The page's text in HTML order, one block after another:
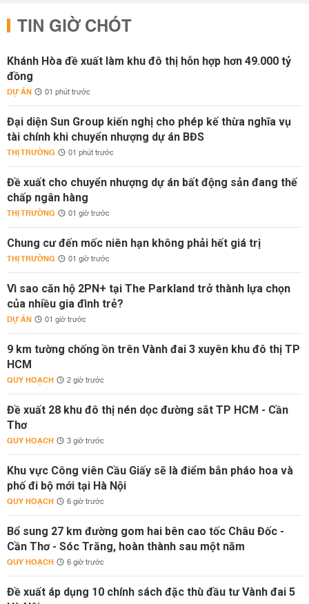
TIN GIỜ CHÓT
Khánh Hòa đề xuất làm khu đô thị hỗn hợp hơn 49.000 tỷ
đồng
DỰ ÁN 01 phút trước
Đại diện Sun Group kiến nghị cho phép kế thừa nghĩa vụ
tài chính khi chuyển nhượng dự án BĐS
THỊ TRƯỜNG 01 phút trước
Đề xuất cho chuyển nhượng dự án bất động sản đang thế
chấp ngân hàng
THỊ TRƯỜNG 01 giờ trước
Chung cư đến mốc niên hạn không phải hết giá trị
THỊ TRƯỜNG 01 giờ trước
Vì sao căn hộ 2PN+ tại The Parkland trở thành lựa chọn
của nhiều gia đình trẻ?
DỰ ÁN 01 giờ trước
9 km tường chống ồn trên Vành đai 3 xuyên khu đô thị TP
HCM
QUY HOẠCH 2 giờ trước
Đề xuất 28 khu đô thị nén dọc đường sắt TP HCM - Cần
Thơ
QUY HOẠCH 3 giờ trước
Khu vực Công viên Cầu Giấy sẽ là điểm bắn pháo hoa và
phố đi bộ mới tại Hà Nội
QUY HOẠCH 6 giờ trước
Bổ sung 27 km đường gom hai bên cao tốc Châu Đốc -
Cần Thơ - Sóc Trăng, hoàn thành sau một năm
QUY HOẠCH 6 giờ trước
Đề xuất áp dụng 10 chính sách đặc thù đầu tư Vành đai 5